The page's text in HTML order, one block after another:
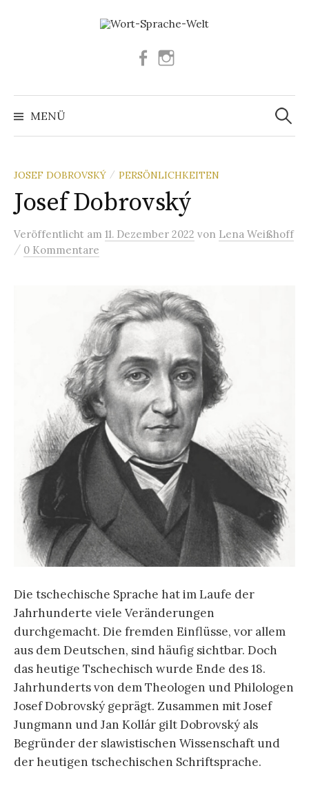
Facebook
MENÜ
Suchen
nach:
JOSEF DOBROVSKÝ / PERSÖNLICHKEITEN
Josef Dobrovský
Veröffentlicht am 11. Dezember 2022 von Lena Weißhoff
/ 0 Kommentare
Die tschechische Sprache hat im Laufe der
Jahrhunderte viele Veränderungen
durchgemacht. Die fremden Einflüsse, vor allem
aus dem Deutschen, sind häufig sichtbar. Doch
das heutige Tschechisch wurde Ende des 18.
Jahrhunderts von dem Theologen und Philologen
Josef Dobrovský geprägt. Zusammen mit Josef
Jungmann und Jan Kollár gilt Dobrovský als
Begründer der slawistischen Wissenschaft und
der heutigen tschechischen Schriftsprache.